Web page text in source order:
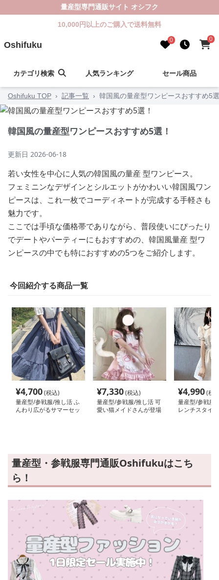
量産型専門通販サイト オシフク
10,000円以上のご購入で送料無料
Oshifuku 0 0
カテゴリ検索 人気ランキング セール商品
Oshifuku TOP › 記事一覧 › 韓国風の量産型ワンピースおすすめ5
韓国風の量産型ワンピースおすすめ5選！
更新日 2026-06-18
若い女性を中心に人気の韓国風の量産 型ワンピース。
フェミニンなデザインとシルエットがかわいい韓国風ワン
ピースは、これ一枚でコーディネートが完成する手軽さも
魅力です。
ここでは手頃な価格帯でありながら、普段使いにぴったり
でデートやパーティーにもおすすめの、韓国風量産 型ワ
ンピースの中でも特におすすめの5つをご紹介します。
今回紹介する商品一覧
¥4,700(税込)
量産型/参戦服/推し活 ふ
んわり広がるサマーセッ
¥7,330(税込)
量産型/参戦服/推し活 可
愛い猫メイドさんが登場
¥4,990(税
量産型/参戦服/
レンチスタイ
量産型・参戦服専門通販Oshifukuはこち
ら！